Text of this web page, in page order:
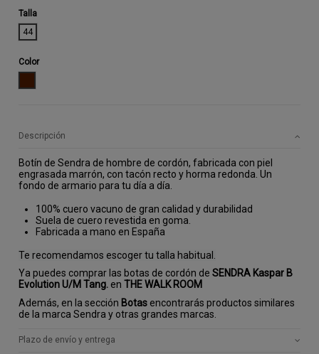
Talla
44
Color
Descripción
Botín de Sendra de hombre de cordón, fabricada con piel
engrasada marrón, con tacón recto y horma redonda. Un
fondo de armario para tu día a día.
100% cuero vacuno de gran calidad y durabilidad
Suela de cuero revestida en goma.
Fabricada a mano en España
Te recomendamos escoger tu talla habitual.
Ya puedes comprar las botas de cordón deSENDRA Kaspar B
Evolution U/M Tang. enTHE WALK ROOM
Además, en la sección Botas encontrarás productos similares
de la marca Sendra y otras grandes marcas.
Plazo de envío y entrega